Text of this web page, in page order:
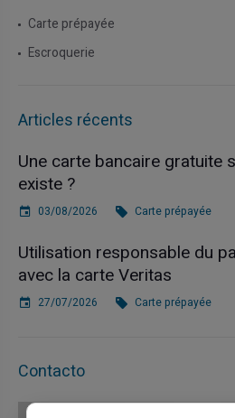
Carte prépayée
Escroquerie
Articles récents
Une carte bancaire gratuite
existe ?
03/08/2026 Carte prépayée
Utilisation responsable du
avec la carte Veritas
27/07/2026 Carte prépayée
Contacto